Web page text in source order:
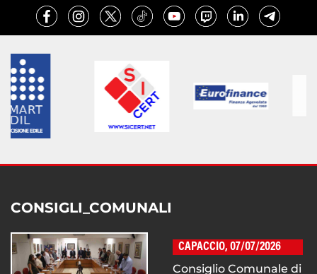
CONSIGLI_COMUNALI
CAPACCIO, 07/07/2026
Consiglio Comunale di